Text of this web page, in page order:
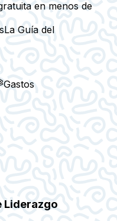
en menos de
La Guía del
Gastos
Liderazgo